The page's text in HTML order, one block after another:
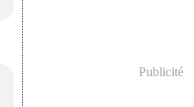
Publicité